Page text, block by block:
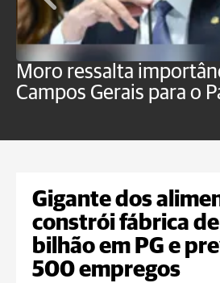
Moro ressalta
Campos Gerais para o
Gigante dos
constrói fábrica de
bilhão em PG e
500 empregos